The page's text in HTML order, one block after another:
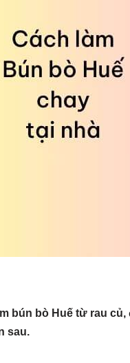
bún bò Huế từ rau
sau.